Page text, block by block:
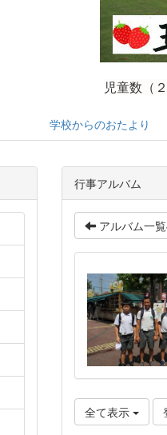
児童数（
学校からのおたより
行事アルバム
アルバム一
全て表示